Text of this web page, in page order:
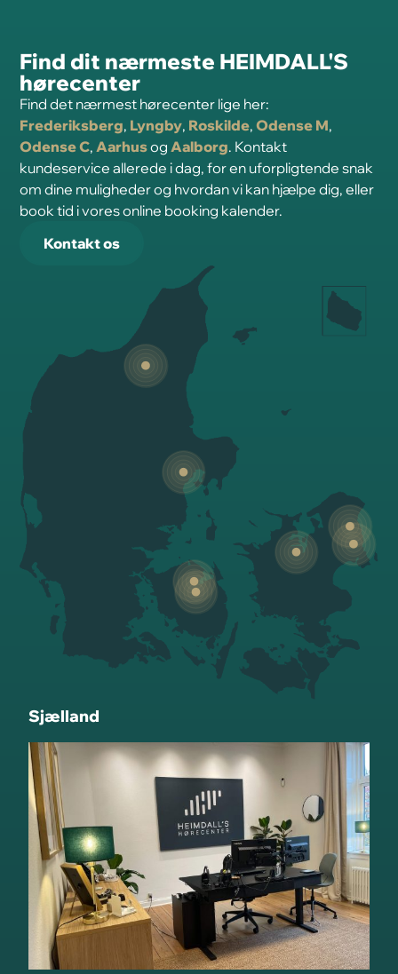
Find dit nærmeste HEIMDALL'S
hørecenter
Find det nærmest hørecenter lige her:
Frederiksberg, Lyngby, Roskilde,Odense M,
Odense C, Aarhusog Aalborg. Kontakt
kundeservice allerede i dag, for en uforpligtende snak
om dine muligheder og hvordan vi kan hjælpe dig, eller
book tid i vores online booking kalender.
Kontakt os
Sjælland